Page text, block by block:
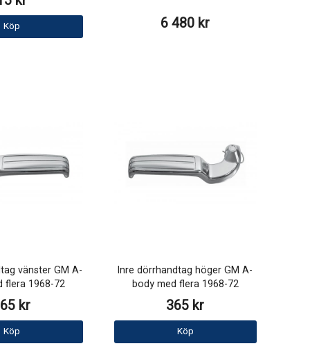
Köp 6 480 kr
vänster GM A-
flera 1968-72
kr
Köp
Inre dörrhandtag höger GM A-
body med flera 1968-72
365 kr
Köp